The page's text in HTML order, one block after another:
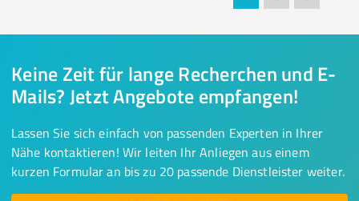
Keine Zeit für lange Recherchen und E-
Mails? Jetzt Angebote empfangen!
Lassen Sie sich einfach von passenden Experten in Ihrer
Nähe kontaktieren! Wir leiten Ihr Anliegen aus einem
kurzen Formular an bis zu 20 passende Dienstleister weiter.